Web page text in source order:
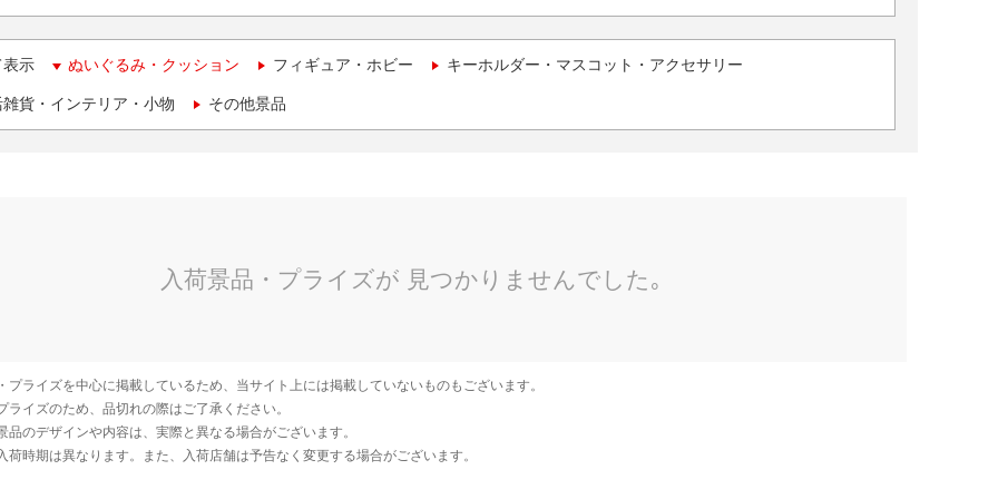
表示 ぬいぐるみ・クッション フィギュア・ホビー キーホルダー・マスコット・アクセサリー
貨・インテリア・小物 その他景品